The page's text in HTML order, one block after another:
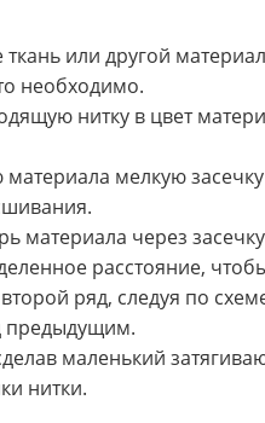
ткань или другой
необходимо.
нитку в цвет
материала мелкую
материала через
расстояние,
ряд, следуя по
предыдущим.
маленький
нитки.